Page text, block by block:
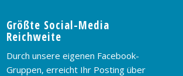
BUCHUNG KONTAKT
Größte Social-Media
Reichweite
Durch unsere eigenen Facebook-
Gruppen, erreicht Ihr Posting über